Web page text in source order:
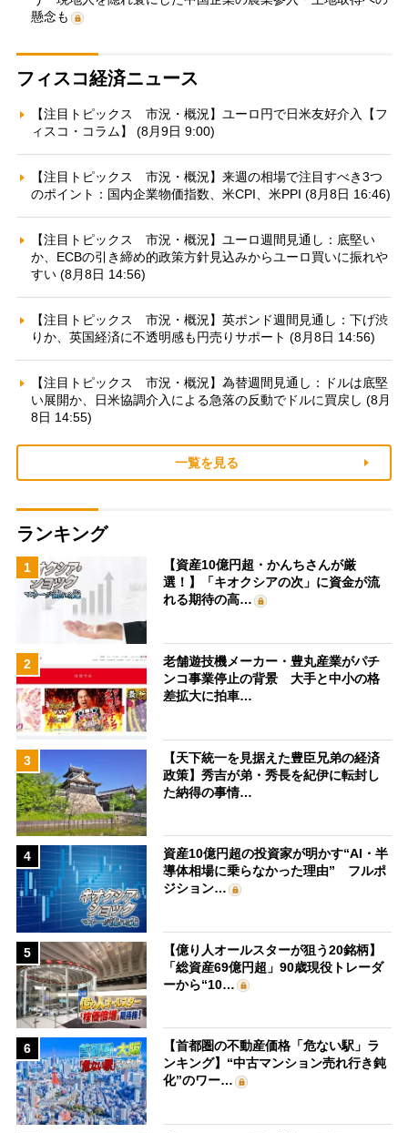
懸念も
フィスコ経済ニュース
【注目トピックス 市況・概況】ユーロ円で日米友好介入【フ
ィスコ・コラム】 (8月9日 9:00)
【注目トピックス 市況・概況】来週の相場で注目すべき3つ
のポイント：国内企業物価指数、米CPI、米PPI (8月8日 16:46)
【注目トピックス 市況・概況】ユーロ週間見通し：底堅い
か、ECBの引き締め的政策方針見込みからユーロ買いに振れや
すい (8月8日 14:56)
【注目トピックス 市況・概況】英ポンド週間見通し：下げ渋
りか、英国経済に不透明感も円売りサポート (8月8日 14:56)
【注目トピックス 市況・概況】為替週間見通し：ドルは底堅
い展開か、日米協調介入による急落の反動でドルに買戻し (8月
8日 14:55)
一覧を見る
ランキング
1
【資産10億円超・かんちさんが厳
選！】「キオクシアの次」に資金が流
れる期待の高…
2
老舗遊技機メーカー・豊丸産業がパチ
ンコ事業停止の背景 大手と中小の格
差拡大に拍車…
3
【天下統一を見据えた豊臣兄弟の経済
政策】秀吉が弟・秀長を紀伊に転封し
た納得の事情…
4
資産10億円超の投資家が明かす“AI・半
導体相場に乗らなかった理由” フルポ
ジション…
5
【億り人オールスターが狙う20銘柄】
「総資産69億円超」90歳現役トレーダ
ーから“10…
6
【首都圏の不動産価格「危ない駅」ラ
ンキング】“中古マンション売れ行き鈍
化”のワー…